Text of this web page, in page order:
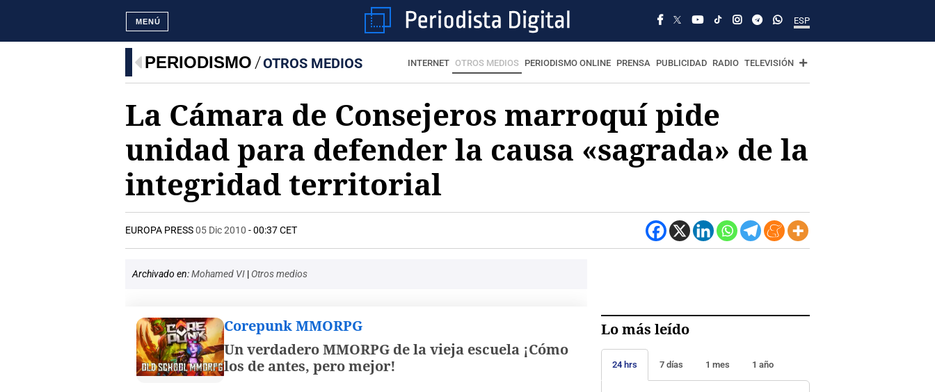
ESP
MENÚ
PERIODISMO OTROS MEDIOS INTERNET OTROS MEDIOS PERIODISMO ONLINE PRENSA PUBLICIDAD RADIO TELEVISIÓN
La Cámara de Consejeros marroquí pide
unidad para defender la causa «sagrada» de la
integridad territorial
EUROPA PRESS05 Dic 2010 - 00:37 CET
Archivado en:Mohamed VI | Otros medios
Corepunk MMORPG
Un verdadero MMORPG de la vieja escuela ¡Cómo
los de antes, pero mejor!
Lo más leído
24 hrs 7 días 1 mes 1 año